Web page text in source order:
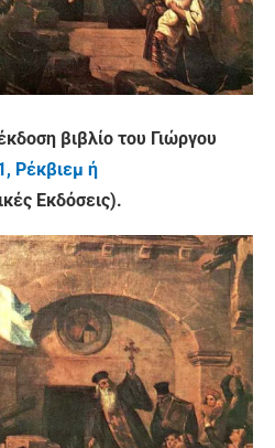
βιβλίο του Γιώργου
Ρέκβιεμ ή
Εκδόσεις).